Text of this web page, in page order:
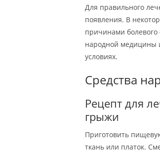
Для правильного
появления. В
причинами болевого
народной медицины
условиях.
Средства
Рецепт для
грыжи
Приготовить
ткань или платок.